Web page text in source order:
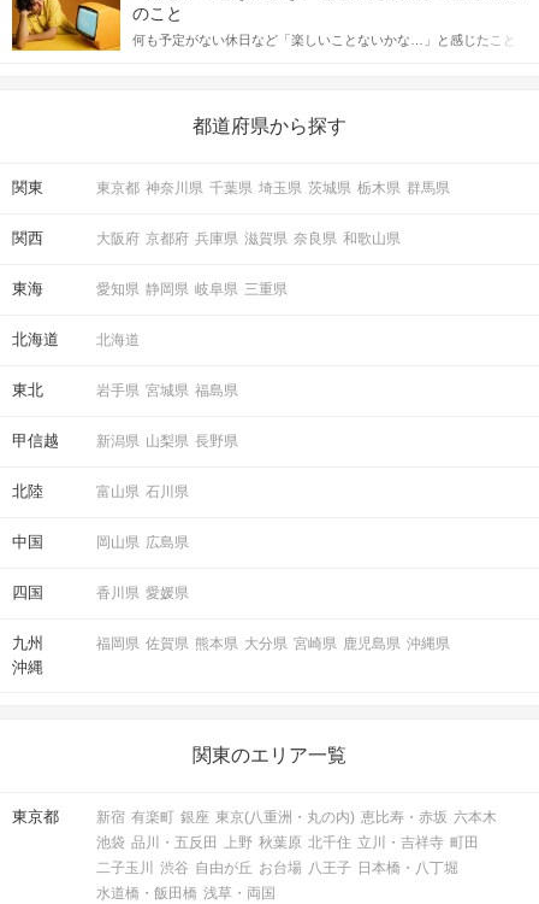
っしゃるのではないでしょうか。 そこで今回は、男性から女性へ
送るLINEでのデートの誘い方のコツをご紹介します。例文も混じ
えながら解説するので、ぜひ参考にしてください。
のこと
何も予定がない休日など「楽しいことないかな…」と感じたこと
の楽しいことアイデアを集めました♪ いままさに楽しいことを探し
都道府県から探す
関東 東京都 神奈川県 千葉県 埼玉県 茨城県 栃木県 群馬県
関西 大阪府 京都府 兵庫県 滋賀県 奈良県 和歌山県
東海 愛知県 静岡県 岐阜県 三重県
北海道 北海道
東北 岩手県 宮城県 福島県
甲信越 新潟県 山梨県 長野県
北陸 富山県 石川県
中国 岡山県 広島県
四国 香川県 愛媛県
九州
沖縄
福岡県 佐賀県 熊本県 大分県 宮崎県 鹿児島県 沖縄県
関東のエリア一覧
東京都 新宿 有楽町 銀座 東京(八重洲・丸の内) 恵比寿・赤坂 六本木
池袋 品川・五反田 上野 秋葉原 北千住 立川・吉祥寺 町田
二子玉川
渋谷 自由が丘 お台場 八王子 日本橋・八丁堀
水道橋・飯田橋 浅草・両国